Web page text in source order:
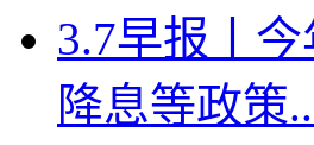
3.7早报丨
降息等政策